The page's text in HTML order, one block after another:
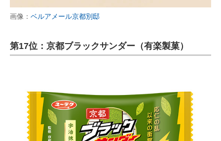
画像： ベルアメール京都別邸
第17位：京都ブラックサンダー（有楽製菓）